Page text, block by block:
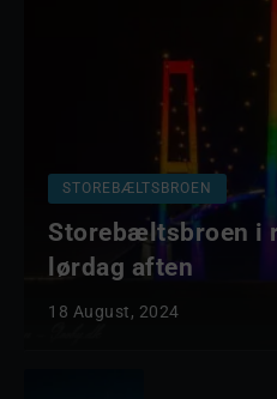
STOREBÆLTSBROEN
Storebæltsbroen i
lørdag aften
18 August, 2024